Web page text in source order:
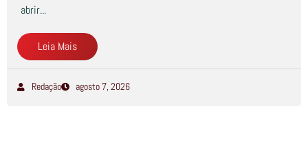
abrir...
Leia Mais
Redação agosto 7, 2026